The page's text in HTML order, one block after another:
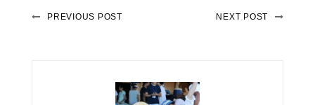
PREVIOUS POST NEXT POST